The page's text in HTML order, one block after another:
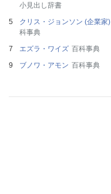
小見出し辞書
クリス・ジョンソン (企業家)
科事典
エズラ・ワイズ 百科事典
ブノワ・アモン 百科事典